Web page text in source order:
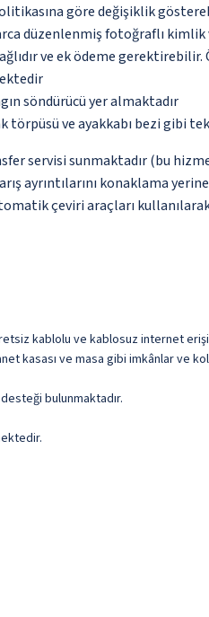
göre değişiklik
düzenlenmiş fotoğraflı
ve ek ödeme
söndürücü yer almaktadır
törpüsü ve ayakkabı bezi gibi
servisi sunmaktadır (bu
ayrıntılarını konaklama
çeviri araçları
kablolu ve kablosuz internet
kasası ve masa gibi imkânlar ve
bulunmaktadır.